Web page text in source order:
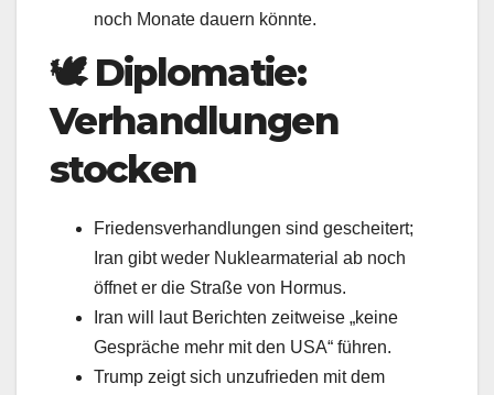
noch Monate dauern könnte.
🕊️Diplomatie:
Verhandlungen
stocken
Friedensverhandlungen sind gescheitert;
Iran gibt weder Nuklearmaterial ab noch
öffnet er die Straße von Hormus.
Iran will laut Berichten zeitweise „keine
Gespräche mehr mit den USA“ führen.
Trump zeigt sich unzufrieden mit dem